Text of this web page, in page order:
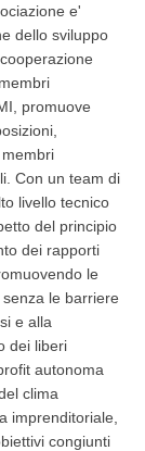
e'
dello sviluppo
promuove
Con un team di
livello tecnico
del principio
dei rapporti
le
le barriere
e alla
dei liberi
autonoma
clima
imprenditoriale,
congiunti